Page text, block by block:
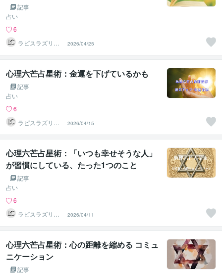
記事
占い
6
ラピスラズリク
リエイト
2026/04/25
心理六芒占星術：金運を下げているかも
記事
占い
6
ラピスラズリク
リエイト
2026/04/15
心理六芒占星術：「いつも幸せそうな人」
が習慣にしている、たった1つのこと
記事
占い
6
ラピスラズリク
リエイト
2026/04/11
心理六芒占星術：心の距離を縮める コミュ
ニケーション
記事